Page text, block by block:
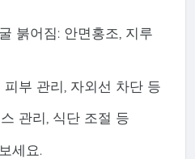
붉어짐: 안면홍조, 지루
부 관리, 자외선 차단 등
관리, 식단 조절 등
세요.